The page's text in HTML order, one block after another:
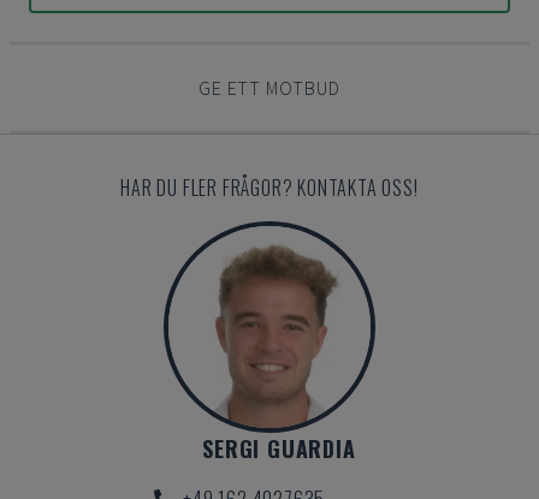
GE ETT MOTBUD
HAR DU FLER FRÅGOR? KONTAKTA OSS!
SERGI GUARDIA